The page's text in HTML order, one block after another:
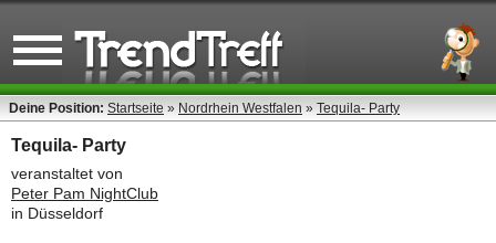
Deine Position: Startseite » Nordrhein Westfalen » Tequila- Party
Tequila- Party
veranstaltet von
Peter Pam NightClub
in Düsseldorf